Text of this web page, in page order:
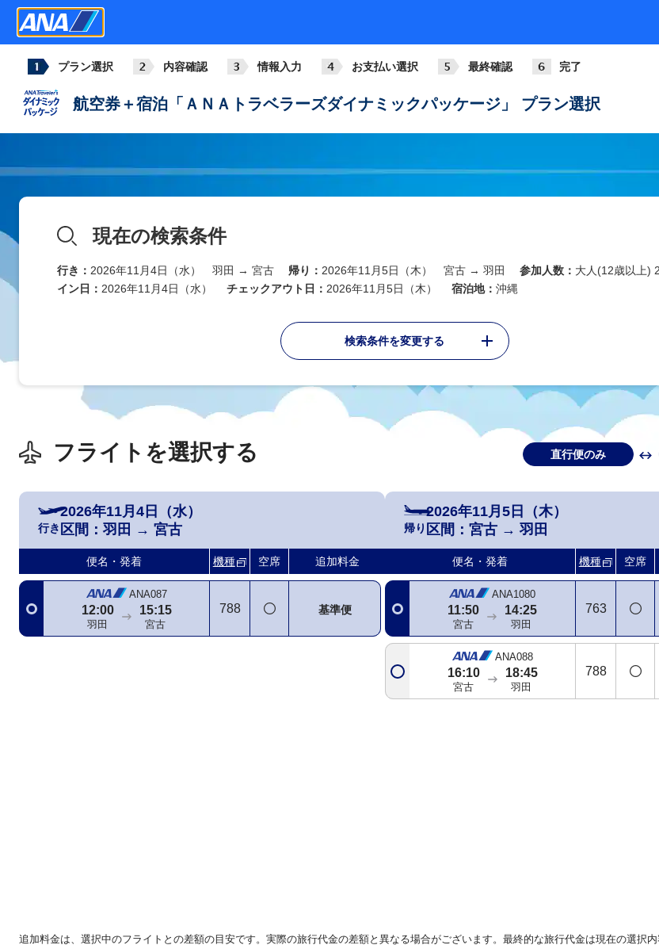
プラン選択 内容確認 情報入力 お支払い選択 最終確認 完了
航空券＋宿泊「ＡＮＡトラベラーズダイナミックパッケージ」 プラン選択
現在の検索条件
行き： 2026年11月4日（水） 羽田 → 宮古 帰り： 2026年11月5日（木） 宮古 → 羽田 参加人数： 大人(12歳以上)
イン日： 2026年11月4日（水） チェックアウト日： 2026年11月5日（木） 宿泊地： 沖縄
検索条件を変更する
フライトを選択する 直行便のみ
行き
2026年11月4日（水）
区間： 羽田 → 宮古
便名・発着 機種 空席 追加料金
ANA087
12:00
羽田
15:15
宮古
788 基準便
帰り
2026年11月5日（木）
区間： 宮古 → 羽田
便名・発着 機種 空席
ANA1080
11:50
宮古
14:25
羽田
763
ANA088
16:10
宮古
18:45
羽田
788
追加料金は、選択中のフライトとの差額の目安です。実際の旅行代金の差額と異なる場合がございます。最終的な旅行代金は現在の選択